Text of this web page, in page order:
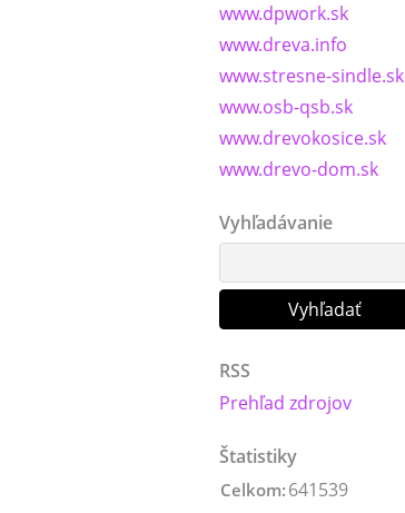
www.dpwork.sk
www.dreva.info
www.stresne-sindle.sk
www.osb-qsb.sk
www.drevokosice.sk
www.drevo-dom.sk
Vyhľadávanie
RSS
Prehľad zdrojov
Štatistiky
Celkom: 641539